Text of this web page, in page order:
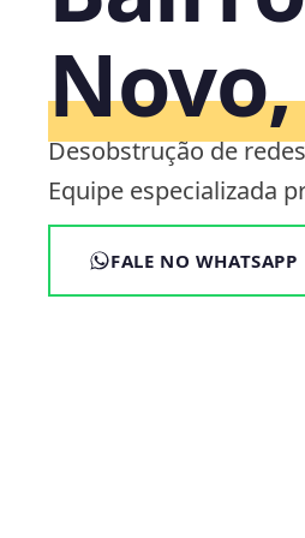
Novo,
Desobstrução de
Equipe especializada
FALE NO WHATSAPP